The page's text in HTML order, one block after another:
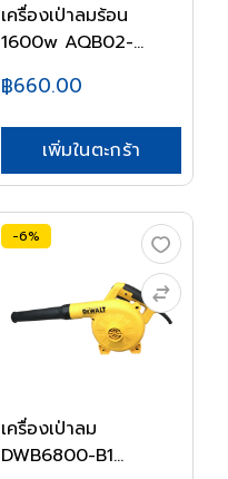
เครื่องเป่าลมร้อน
1600w AQB02-
฿660.00
เพิ่มในตะกร้า
-6%
เครื่องเป่าลม
DWB6800-B1